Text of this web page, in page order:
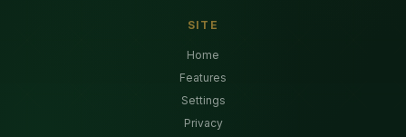
SITE
Home
Features
Settings
Privacy